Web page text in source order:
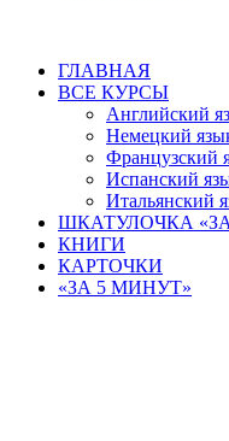
ГЛАВНАЯ
ВСЕ КУРСЫ
Английский
Немецкий
Французский
Испанский
Итальянский
ШКАТУЛОЧКА «ЗА
КНИГИ
КАРТОЧКИ
«ЗА 5 МИНУТ»